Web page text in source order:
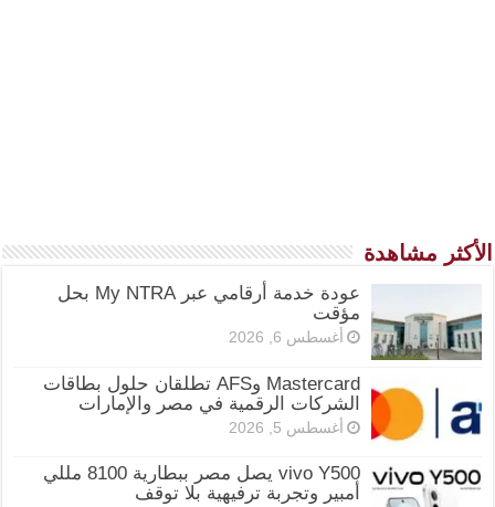
الأكثر مشاهدة
عودة خدمة أرقامي عبر My NTRA بحل
مؤقت
أغسطس 6, 2026
Mastercard وAFS تطلقان حلول بطاقات
الشركات الرقمية في مصر والإمارات
أغسطس 5, 2026
vivo Y500 يصل مصر ببطارية 8100 مللي
أمبير وتجربة ترفيهية بلا توقف